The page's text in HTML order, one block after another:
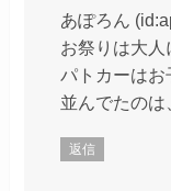
あぽろん
お祭りは大人
パトカーはお
並んでたのは
返信